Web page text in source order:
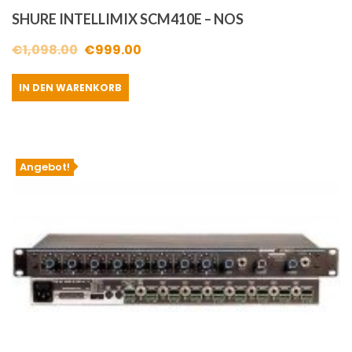
SHURE INTELLIMIX SCM410E – NOS
€1,098.00 Ursprünglicher
Preis
war:
€999.00
IN DEN WARENKORB
Angebot!